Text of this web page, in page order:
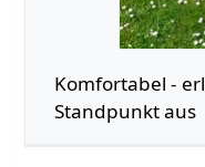
Standpunkt aus